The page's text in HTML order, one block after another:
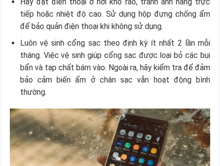
tiếp hoặc nhiệt độ cao. Sử dụng hộp đựng chống ẩm
để bảo quản điện thoại khi không sử dụng.
Luôn vệ sinh cổng sạc theo định kỳ ít nhất 2 lần mỗi
tháng. Việc vệ sinh giúp cổng sạc được loại bỏ các bụi
bẩn và tạp chất bám vào. Ngoài ra, hãy kiểm tra để đảm
bảo cảm biến ẩm ở chân sạc vẫn hoạt động bình
thường.